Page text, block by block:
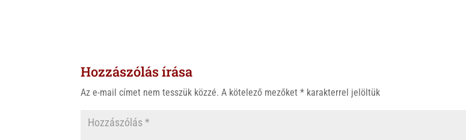
A
o
Hozzászólás írása
Az e-mail címet nem tesszük közzé. A kötelező mezőket* karakterrel jelöltük